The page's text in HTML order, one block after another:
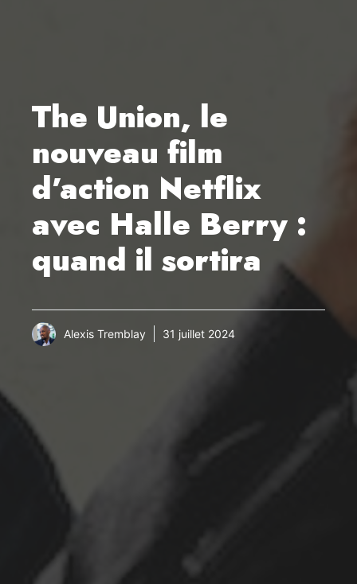
The Union, le
nouveau film
d’action Netflix
avec Halle Berry :
quand il sortira
Alexis Tremblay 31 juillet 2024